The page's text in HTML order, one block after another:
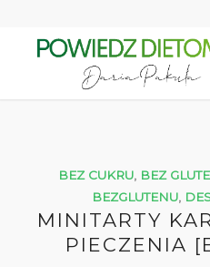
BEZ CUKRU, BEZ
BEZGLUTENU,
MINITARTY
PIECZENIA